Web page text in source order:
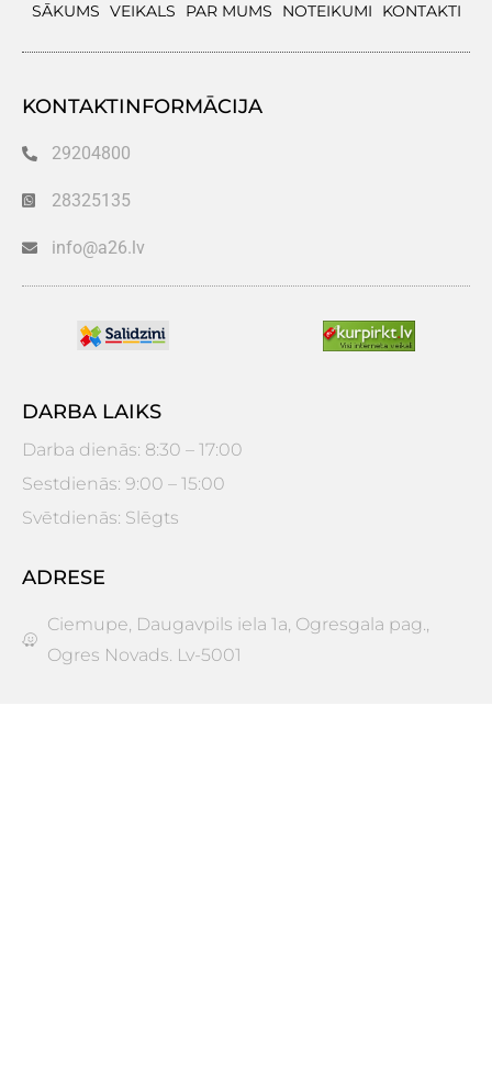
SĀKUMS VEIKALS PAR MUMS NOTEIKUMI KONTAKTI
KONTAKTINFORMĀCIJA
29204800
28325135
info@a26.lv
DARBA LAIKS
Darba dienās: 8:30 – 17:00
Sestdienās: 9:00 – 15:00
Svētdienās: Slēgts
ADRESE
Ciemupe, Daugavpils iela 1a, Ogresgala pag.,
Ogres Novads. Lv-5001